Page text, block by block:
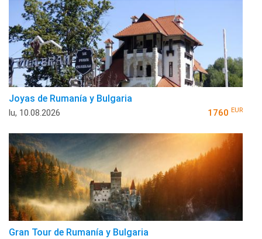
Joyas de Rumanía y Bulgaria
lu, 10.08.2026 1760 EUR
Gran Tour de Rumanía y Bulgaria